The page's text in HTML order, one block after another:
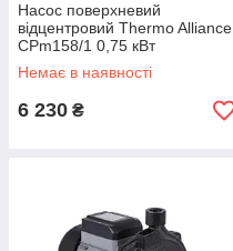
Насос поверхневий
відцентровий Thermo Alliance
CPm158/1 0,75 кВт
Немає в наявності
6 230 ₴